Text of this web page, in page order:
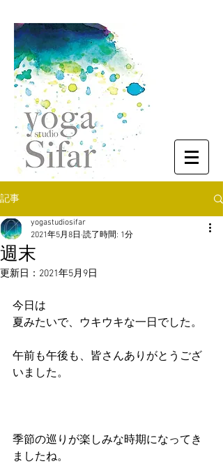
記事
週末
yogastudiosifar
2021年5月8日 読了時間: 1分
更新日： 2021年5月9日
今日は
夏みたいで、ウキウキな一日でした。
午前も午後も、皆さんありがとうござ
いました。
季節の巡りが楽しみな時期になってき
ましたね。